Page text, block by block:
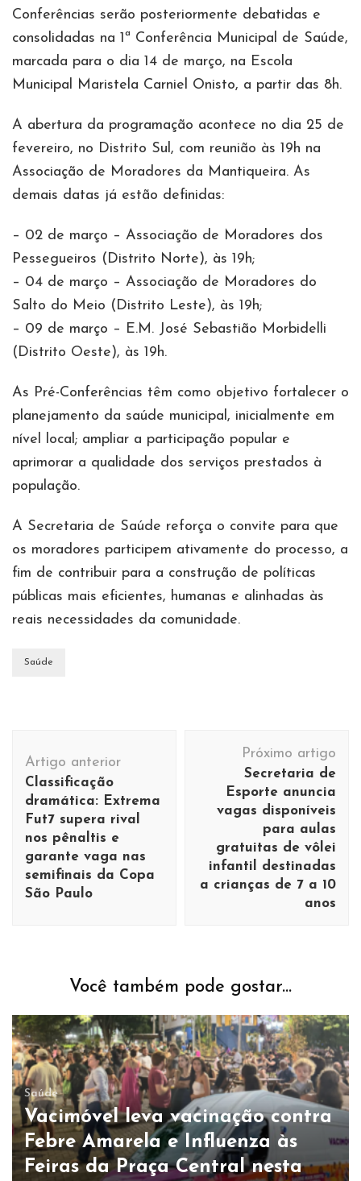
Conferências serão posteriormente debatidas e
consolidadas na 1ª Conferência Municipal de Saúde,
marcada para o dia 14 de março, na Escola
Municipal Maristela Carniel Onisto, a partir das 8h.
A abertura da programação acontece no dia 25 de
fevereiro, no Distrito Sul, com reunião às 19h na
Associação de Moradores da Mantiqueira. As
demais datas já estão definidas:
– 02 de março – Associação de Moradores dos
Pessegueiros (Distrito Norte), às 19h;
– 04 de março – Associação de Moradores do
Salto do Meio (Distrito Leste), às 19h;
– 09 de março – E.M. José Sebastião Morbidelli
(Distrito Oeste), às 19h.
As Pré-Conferências têm como objetivo fortalecer o
planejamento da saúde municipal, inicialmente em
nível local; ampliar a participação popular e
aprimorar a qualidade dos serviços prestados à
população.
A Secretaria de Saúde reforça o convite para que
os moradores participem ativamente do processo, a
fim de contribuir para a construção de políticas
públicas mais eficientes, humanas e alinhadas às
reais necessidades da comunidade.
Saúde
de
post
Artigo anterior
Classificação
dramática: Extrema
Fut7 supera rival
nos pênaltis e
garante vaga nas
semifinais da Copa
São Paulo
Próximo artigo
Secretaria de
Esporte anuncia
vagas disponíveis
para aulas
gratuitas de vôlei
infantil destinadas
a crianças de 7 a 10
anos
Você também pode gostar...
Saúde
Vacimóvel leva vacinação contra
Febre Amarela e Influenza às
Feiras da Praça Central nesta